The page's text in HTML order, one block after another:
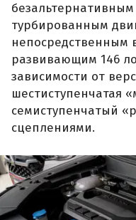
турбированным
непосредственным
развивающим 146
зависимости от
шестиступенчатая
семиступенчатый
сцеплениями.